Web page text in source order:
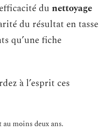
du nettoyage
du résultat en tasse
qu’une fiche
à l’esprit ces
moins deux ans.